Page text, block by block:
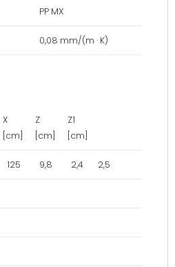
PP MX
0,08 mm/(m · K)
X
[cm]
Z
[cm]
Z1
[cm]
125 9,8 2,4 2,5